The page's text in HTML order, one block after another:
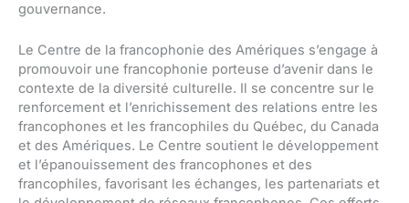
gouvernance.
Le Centre de la francophonie des Amériques s’engage à
promouvoir une francophonie porteuse d’avenir dans le
contexte de la diversité culturelle. Il se concentre sur le
renforcement et l’enrichissement des relations entre les
francophones et les francophiles du Québec, du Canada
et des Amériques. Le Centre soutient le développement
et l’épanouissement des francophones et des
francophiles, favorisant les échanges, les partenariats et